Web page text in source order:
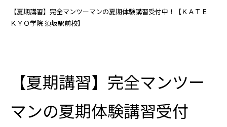
【夏期講習】完全マンツーマンの夏期体験講習受付中！【ＫＡＴＥ
ＫＹＯ学院 須坂駅前校】
【夏期講習】完全マンツー
マンの夏期体験講習受付